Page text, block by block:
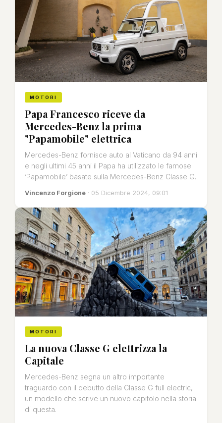
MOTORI
Papa Francesco riceve da
Mercedes-Benz la prima
"Papamobile" elettrica
Mercedes-Benz fornisce auto al Vaticano da 94 anni
e negli ultimi 45 anni il Papa ha utilizzato le famose
‘Papamobile’ basate sulla Mercedes-Benz Classe G.
Vincenzo Forgione · 05 Dicembre 2024, 09:01
MOTORI
La nuova Classe G elettrizza la
Capitale
Mercedes-Benz segna un altro importante
traguardo con il debutto della Classe G full electric,
un modello che scrive un nuovo capitolo nella storia
di questa.